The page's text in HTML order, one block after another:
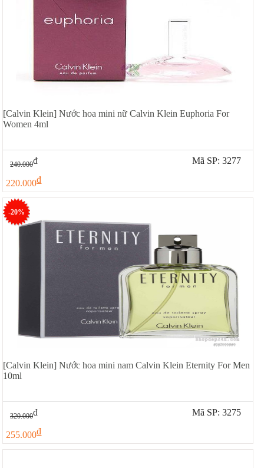
[Calvin Klein] Nước hoa mini nữ Calvin Klein Euphoria For
Women 4ml
240.000đ
220.000đ
Mã SP: 3277
-20%
[Calvin Klein] Nước hoa mini nam Calvin Klein Eternity For Men
10ml
320.000đ
255.000đ
Mã SP: 3275